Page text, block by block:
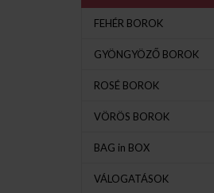
FEHÉR BOROK
GYÖNGYÖZŐ BOROK
ROSÉ BOROK
VÖRÖS BOROK
BAG in BOX
VÁLOGATÁSOK